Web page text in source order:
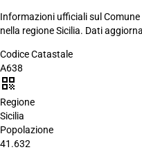
Informazioni ufficiali sul
nella regione Sicilia. Dati
Codice Catastale
A638
qr_code
Regione
Sicilia
Popolazione
41.632